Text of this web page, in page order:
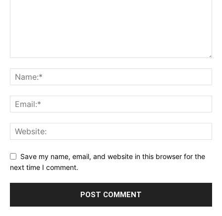
Save my name, email, and website in this browser for the
next time I comment.